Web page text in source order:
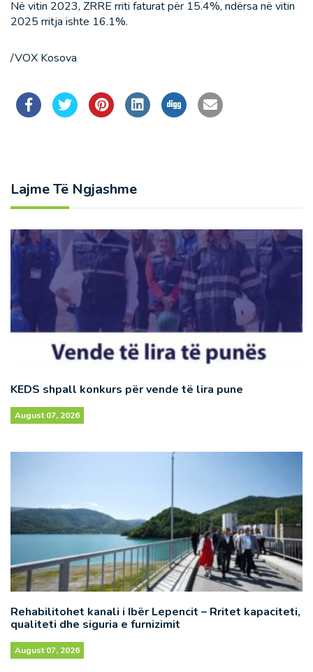
Në vitin 2023, ZRRE rriti faturat për 15.4%, ndërsa në vitin
2025 rritja ishte 16.1%.
/VOX Kosova
Lajme Të Ngjashme
KEDS shpall konkurs për vende të lira pune
August 07, 2026
Rehabilitohet kanali i Ibër Lepencit – Rritet kapaciteti,
qualiteti dhe siguria e furnizimit
August 07, 2026